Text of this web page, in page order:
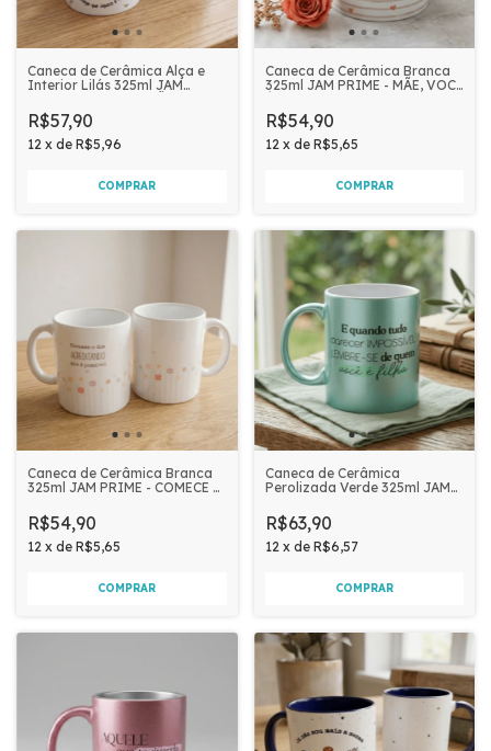
Caneca de Cerâmica Alça e
Interior Lilás 325ml JAM
R$57,90
12 x de R$5,96
Caneca de Cerâmica Branca
325ml JAM PRIME - MÃE, VOCÊ
R$54,90
12 x de R$5,65
Caneca de Cerâmica Branca
325ml JAM PRIME - COMECE O
R$54,90
12 x de R$5,65
Caneca de Cerâmica
Perolizada Verde 325ml JAM
VOCÊ É FILHA
R$63,90
12 x de R$6,57